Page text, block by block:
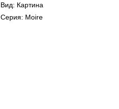
Вид: Картина
Серия: Moire